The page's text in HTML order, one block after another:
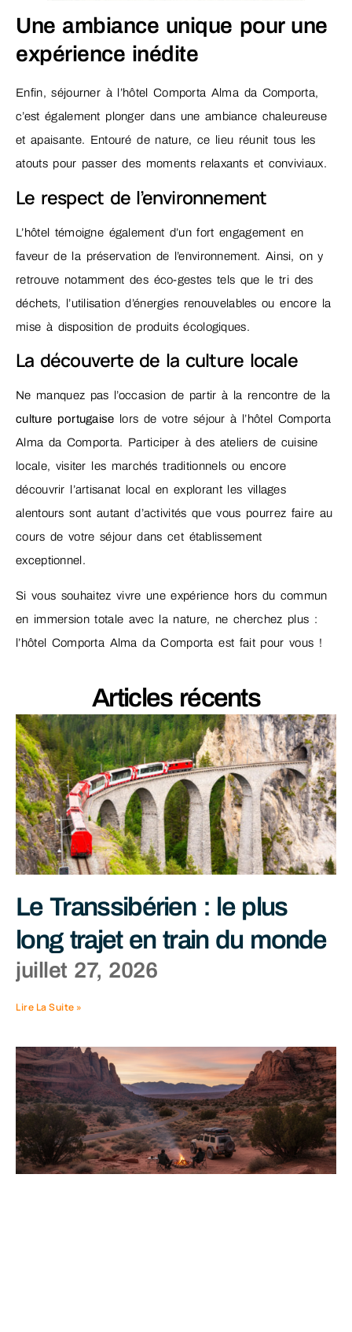
Une ambiance unique pour une
expérience inédite
Enfin, séjourner à l’hôtel Comporta Alma da Comporta,
c’est également plonger dans une ambiance chaleureuse
et apaisante. Entouré de nature, ce lieu réunit tous les
atouts pour passer des moments relaxants et conviviaux.
Le respect de l’environnement
L’hôtel témoigne également d’un fort engagement en
faveur de la préservation de l’environnement. Ainsi, on y
retrouve notamment des éco-gestes tels que le tri des
déchets, l’utilisation d’énergies renouvelables ou encore la
mise à disposition de produits écologiques.
La découverte de la culture locale
Ne manquez pas l’occasion de partir à la rencontre de la
culture portugaise lors de votre séjour à l’hôtel Comporta
Alma da Comporta. Participer à des ateliers de cuisine
locale, visiter les marchés traditionnels ou encore
découvrir l’artisanat local en explorant les villages
alentours sont autant d’activités que vous pourrez faire au
cours de votre séjour dans cet établissement
exceptionnel.
Si vous souhaitez vivre une expérience hors du commun
en immersion totale avec la nature, ne cherchez plus :
l’hôtel Comporta Alma da Comporta est fait pour vous !
Articles récents
Le Transsibérien : le plus
long trajet en train du monde
juillet 27, 2026
Lire La Suite »